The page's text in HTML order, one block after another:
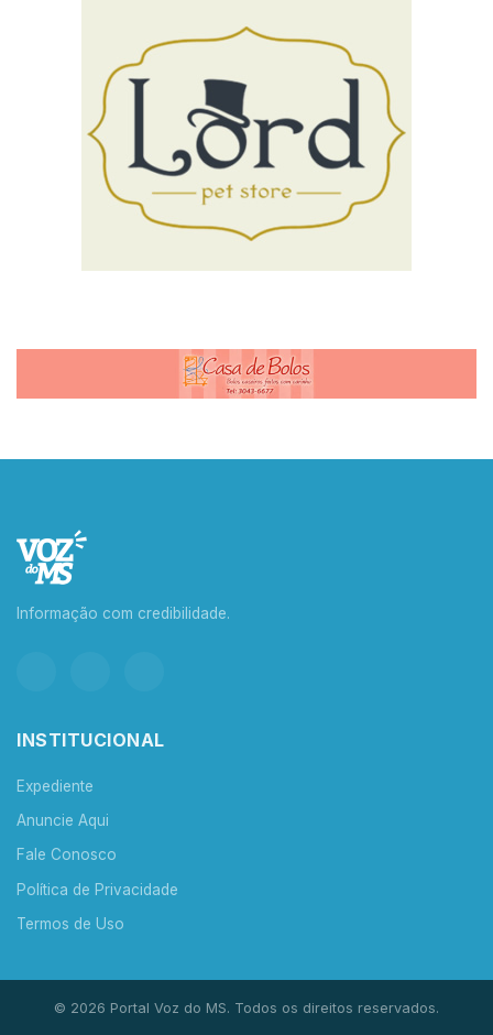
Informação com credibilidade.
INSTITUCIONAL
Expediente
Anuncie Aqui
Fale Conosco
Política de Privacidade
Termos de Uso
© 2026 Portal Voz do MS. Todos os direitos reservados.